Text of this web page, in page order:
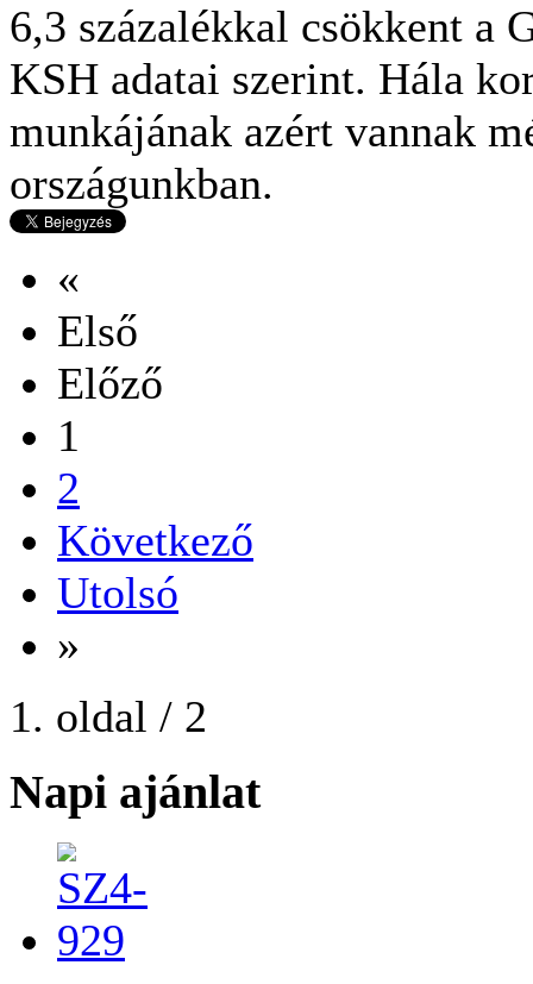
6,3 százalékkal csökkent a
KSH adatai szerint. Hála
munkájának azért vannak
országunkban.
«
Első
Előző
1
2
Következő
Utolsó
»
1. oldal / 2
Napi ajánlat